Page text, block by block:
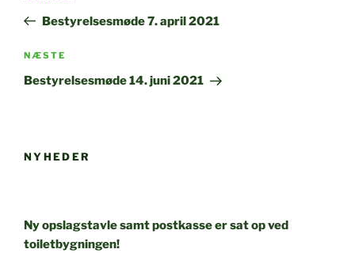
indlægBestyrelsesmøde 7. april 2021
Næste
indlæg
NÆSTE
Bestyrelsesmøde 14. juni 2021
NYHEDER
Ny opslagstavle samt postkasse er sat op ved
toiletbygningen!